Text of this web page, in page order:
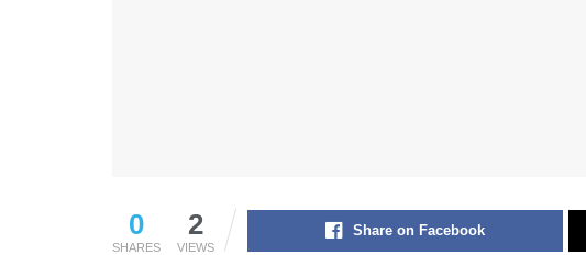
0
SHARES
2
VIEWS
Share on Facebook